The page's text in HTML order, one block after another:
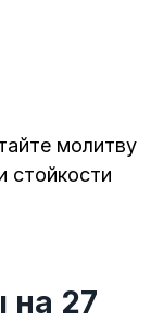
молитву
стойкости
27